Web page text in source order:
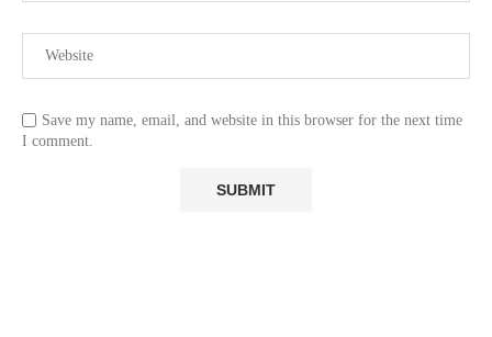
Save my name, email, and website in this browser for the next time
I comment.